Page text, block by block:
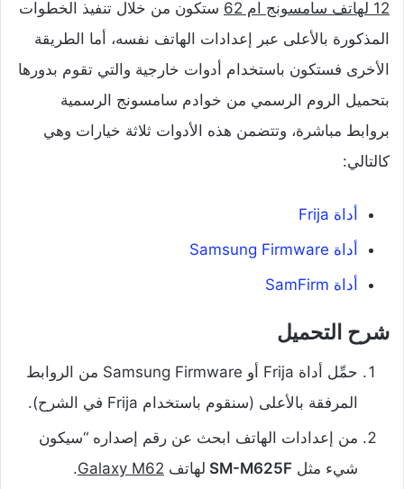
12 لهاتف سامسونج ام 62
ستكون من خلال تنفيذ الخطوات
المذكورة بالأعلى عبر إعدادات الهاتف نفسه، أما الطريقة
الأخرى فستكون باستخدام أدوات خارجية والتي تقوم بدورها
بتحميل الروم الرسمي من خوادم سامسونج الرسمية
بروابط مباشرة، وتتضمن هذه الأدوات ثلاثة خيارات وهي
كالتالي:
أداة Frija
أداة Samsung Firmware
أداة SamFirm
شرح التحميل
حمِّل أداة Frija أو Samsung Firmware من الروابط
المرفقة بالأعلى (سنقوم باستخدام Frija في الشرح).
من إعدادات الهاتف ابحث عن رقم إصداره “سيكون
شيء مثل SM-M625F لهاتف Galaxy M62
.